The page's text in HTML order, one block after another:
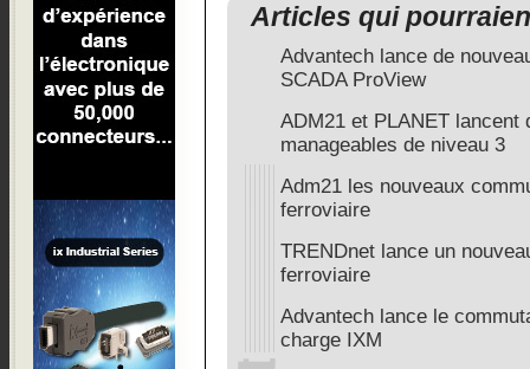
Articles qui
Advantech lance de
SCADA ProView
ADM21 et PLANET lancent
manageables de niveau 3
Adm21 les nouveaux
ferroviaire
TRENDnet lance un
ferroviaire
Advantech lance le
charge IXM